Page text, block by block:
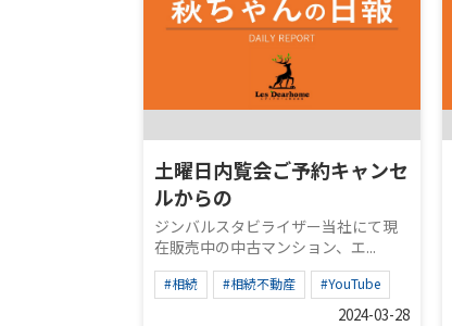
土曜日内覧会ご予約キャンセ
ルからの
ジンバルスタビライザー当社にて現
在販売中の中古マンション、エ...
#相続 #相続不動産 #YouTube
2024-03-28